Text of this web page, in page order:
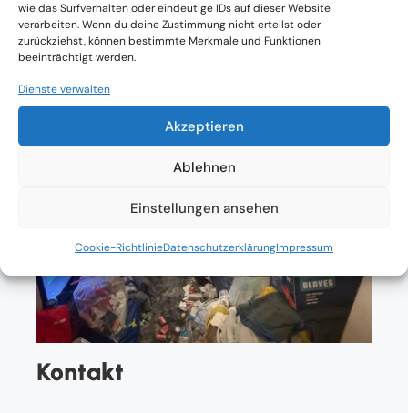
wie das Surfverhalten oder eindeutige IDs auf dieser Website
verarbeiten. Wenn du deine Zustimmung nicht erteilst oder
zurückziehst, können bestimmte Merkmale und Funktionen
beeinträchtigt werden.
Dienste verwalten
Akzeptieren
Ablehnen
Einstellungen ansehen
Cookie-RichtlinieDatenschutzerklärungImpressum
Einverständnis
Kontakt